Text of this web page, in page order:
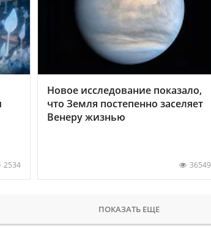
2534
Новое исследование показало,
что Земля постепенно заселяет
Венеру жизнью
36549
ПОКАЗАТЬ ЕЩЕ